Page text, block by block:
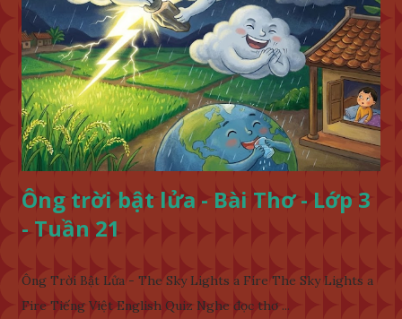
Ông trời bật lửa - Bài Thơ - Lớp 3
- Tuần 21
Ông Trời Bật Lửa - The Sky Lights a Fire The Sky Lights a
Fire Tiếng Việt English Quiz Nghe đọc thơ ...